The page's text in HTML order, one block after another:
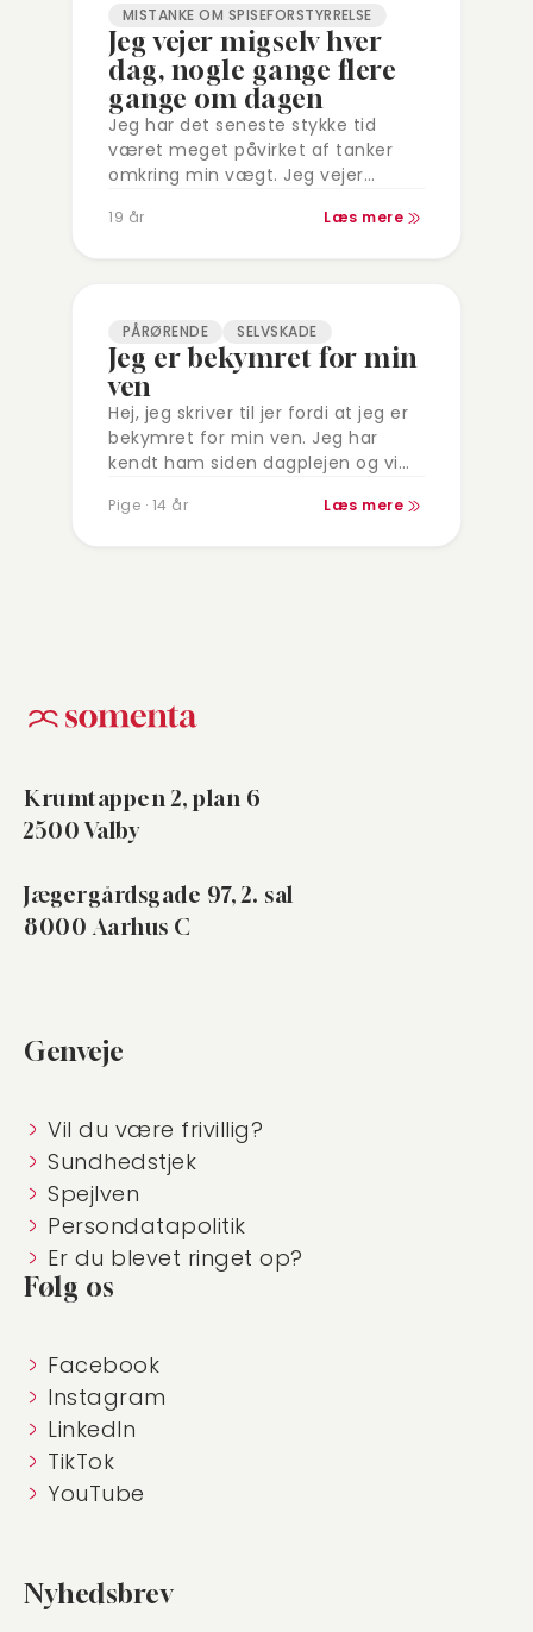
MISTANKE OM SPISEFORSTYRRELSE
Jeg vejer migselv hver
dag, nogle gange flere
gange om dagen
Jeg har det seneste stykke tid
været meget påvirket af tanker
omkring min vægt. Jeg vejer
flere gange om dagen. Og føler
19 år Læs mere
PÅRØRENDE SELVSKADE
Jeg er bekymret for min
ven
Hej, jeg skriver til jer fordi at jeg er
bekymret for min ven. Jeg har
kendt ham siden dagplejen og vi
Pige · 14 år Læs mere
Krumtappen 2, plan 6
2500 Valby
Jægergårdsgade 97, 2. sal
8000 Aarhus C
Genveje
Vil du være frivillig?
Sundhedstjek
Spejlven
Persondatapolitik
Er du blevet ringet op?
Følg os
Facebook
Instagram
LinkedIn
TikTok
YouTube
Nyhedsbrev